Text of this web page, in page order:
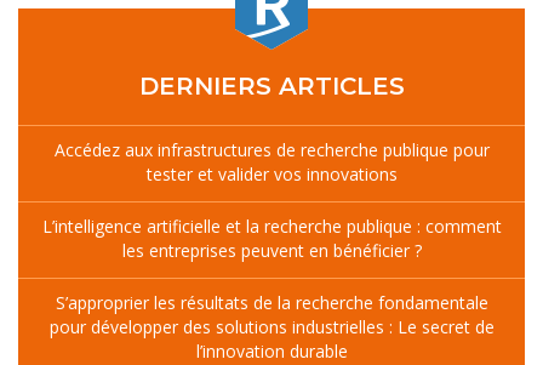
DERNIERS ARTICLES
Accédez aux infrastructures de recherche publique pour
tester et valider vos innovations
L’intelligence artificielle et la recherche publique : comment
les entreprises peuvent en bénéficier ?
S’approprier les résultats de la recherche fondamentale
pour développer des solutions industrielles : Le secret de
l’innovation durable